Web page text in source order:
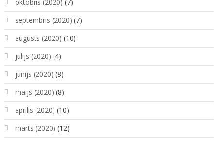
oktobris (2020) (7)
septembris (2020) (7)
augusts (2020) (10)
jūlijs (2020) (4)
jūnijs (2020) (8)
maijs (2020) (8)
aprīlis (2020) (10)
marts (2020) (12)